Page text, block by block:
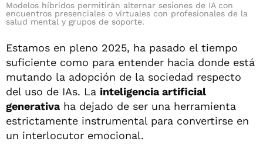
Modelos híbridos permitirán alternar sesiones de IA con
encuentros presenciales o virtuales con profesionales de la
salud mental y grupos de soporte.
Estamos en pleno 2025, ha pasado el tiempo
suficiente como para entender hacia donde está
mutando la adopción de la sociedad respecto
del uso de IAs. La inteligencia artificial
generativaha dejado de ser una herramienta
estrictamente instrumental para convertirse en
un interlocutor emocional.